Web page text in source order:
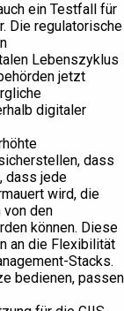
ein Testfall für
Die regulatorische
Lebenszyklus
jetzt
digitaler
dass
dass jede
wird, die
von den
können. Diese
an die Flexibilität
Stacks.
bedienen, passen